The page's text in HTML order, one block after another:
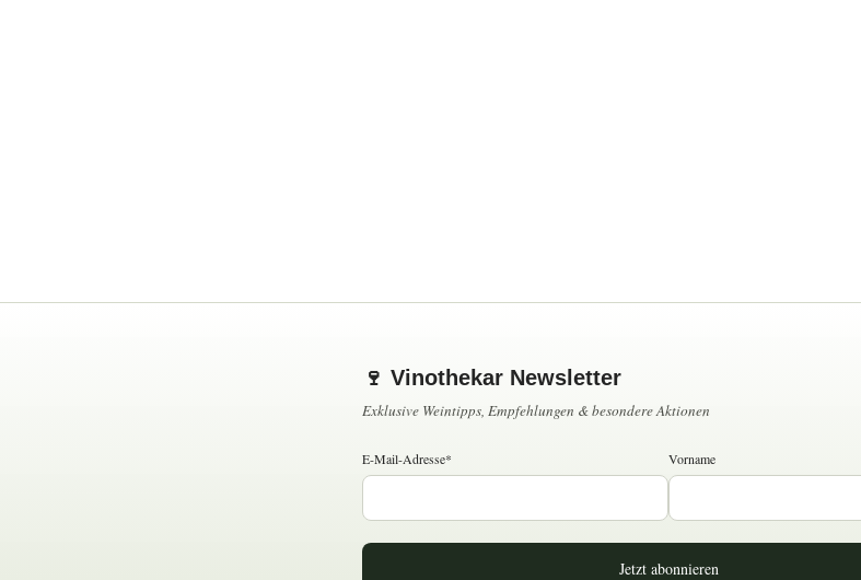
🍷 Vinothekar Newsletter
Exklusive Weintipps, Empfehlungen & besondere Aktionen
E-Mail-Adresse* Vorname
Jetzt abonnieren